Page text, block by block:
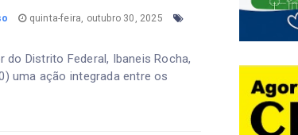
quinta-feira, outubro 30, 2025
do Distrito Federal, Ibaneis Rocha,
uma ação integrada entre os